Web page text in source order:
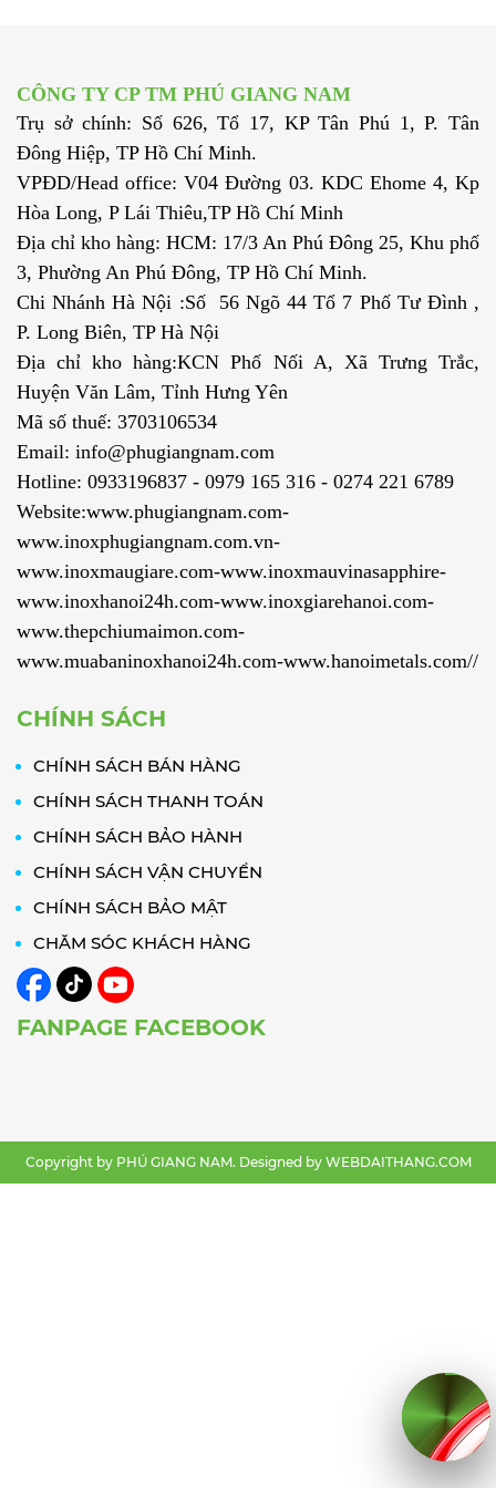
CÔNG TY CP TM PHÚ GIANG NAM
Trụ sở chính: Số 626, Tổ 17, KP Tân Phú 1, P. Tân
Đông Hiệp, TP Hồ Chí Minh.
VPĐD/Head office: V04 Đường 03. KDC Ehome 4, Kp
Hòa Long, P Lái Thiêu,TP Hồ Chí Minh
Địa chỉ kho hàng: HCM: 17/3 An Phú Đông 25, Khu phố
3, Phường An Phú Đông, TP Hồ Chí Minh.
Chi Nhánh Hà Nội :Số 56 Ngõ 44 Tổ 7 Phố Tư Đình ,
P. Long Biên, TP Hà Nội
Địa chỉ kho hàng:KCN Phố Nối A, Xã Trưng Trắc,
Huyện Văn Lâm, Tỉnh Hưng Yên
Mã số thuế: 3703106534
Email: info@phugiangnam.com
Hotline: 0933196837 - 0979 165 316 - 0274 221 6789
Website:www.phugiangnam.com-
www.inoxphugiangnam.com.vn-
www.inoxmaugiare.com-www.inoxmauvinasapphire-
www.inoxhanoi24h.com-www.inoxgiarehanoi.com-
www.thepchiumaimon.com-
www.muabaninoxhanoi24h.com-www.hanoimetals.com//
CHÍNH SÁCH
CHÍNH SÁCH BÁN HÀNG
CHÍNH SÁCH THANH TOÁN
CHÍNH SÁCH BẢO HÀNH
CHÍNH SÁCH VẬN CHUYỂN
CHÍNH SÁCH BẢO MẬT
CHĂM SÓC KHÁCH HÀNG
FANPAGE FACEBOOK
Copyright by PHÚ GIANG NAM. Designed by WEBDAITHANG.COM